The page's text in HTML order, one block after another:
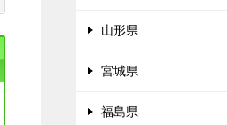
山形県
宮城県
福島県